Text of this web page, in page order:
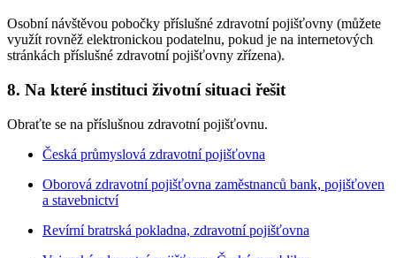
Osobní návštěvou pobočky příslušné zdravotní pojišťovny (můžete
využít rovněž elektronickou podatelnu, pokud je na internetových
stránkách příslušné zdravotní pojišťovny zřízena).
8. Na které instituci životní situaci řešit
Obraťte se na příslušnou zdravotní pojišťovnu.
Česká průmyslová zdravotní pojišťovna
Oborová zdravotní pojišťovna zaměstnanců bank, pojišťoven
a stavebnictví
Revírní bratrská pokladna, zdravotní pojišťovna